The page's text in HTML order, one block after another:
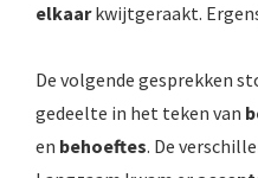
elkaarkwijtgeraakt.
De volgende gesprekken
gedeelte in het teken van
en behoeftes. De